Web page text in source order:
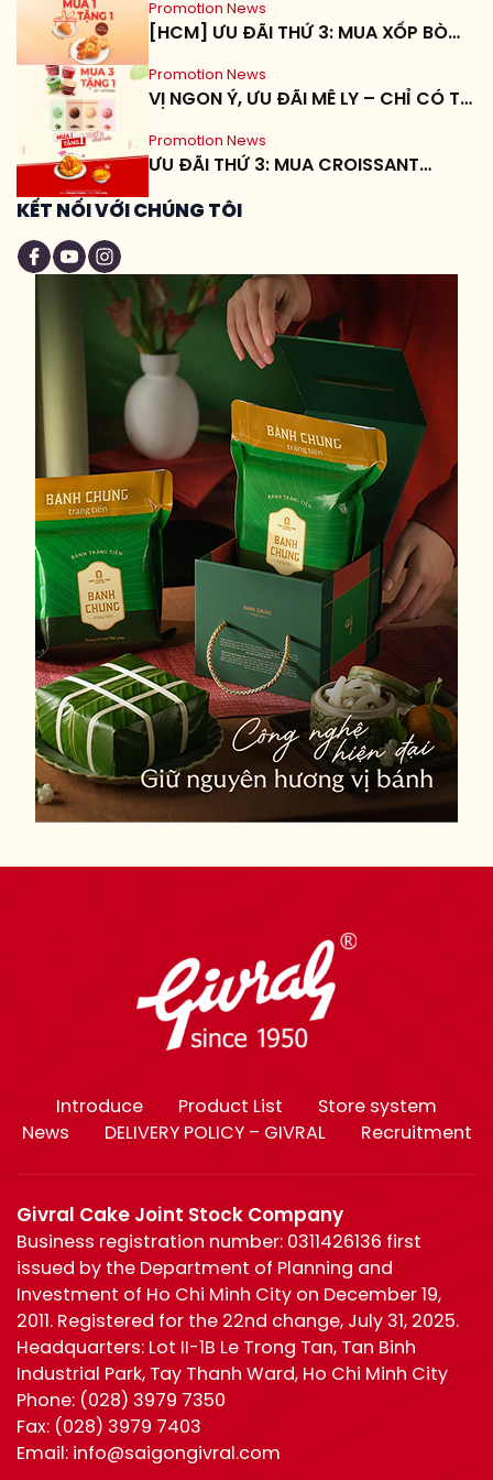
những chuyện cũ qua đi
cũng như bao niềm vui,
may mắn sẽ đến khiến
lòng ai cũng như nhẹ
nhàng hơn, an nhiên
hơn.
Promotion News
[HCM] ƯU ĐÃI THỨ 3: MUA XỐP BÒ
Promotion News
VỊ NGON Ý, ƯU ĐÃI MÊ LY – CHỈ CÓ TẠI
Promotion News
ƯU ĐÃI THỨ 3: MUA CROISSANT
KẾT NỐI VỚI CHÚNG TÔI
Introduce Product List
Store system
News
DELIVERY POLICY – GIVRAL Recruitment
Givral Cake Joint Stock Company
Business registration number: 0311426136 first
issued by the Department of Planning and
Investment of Ho Chi Minh City on December 19,
2011. Registered for the 22nd change, July 31, 2025.
Headquarters: Lot II-1B Le Trong Tan, Tan Binh
Industrial Park, Tay Thanh Ward, Ho Chi Minh City
Phone: (028) 3979 7350
Fax: (028) 3979 7403
Email: info@saigongivral.com